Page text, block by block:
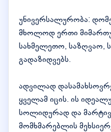
უნივერსალურობა:
მხოლოდ ერთი
სახმელეთო, საზღვაო,
გადაზიდვებს.
ადვილად
ყველამ იცის. ის
სოლიდურად და
მომხმარებლის